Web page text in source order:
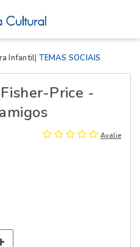
Infantil TEMAS SOCIAIS
Price -
Avalie